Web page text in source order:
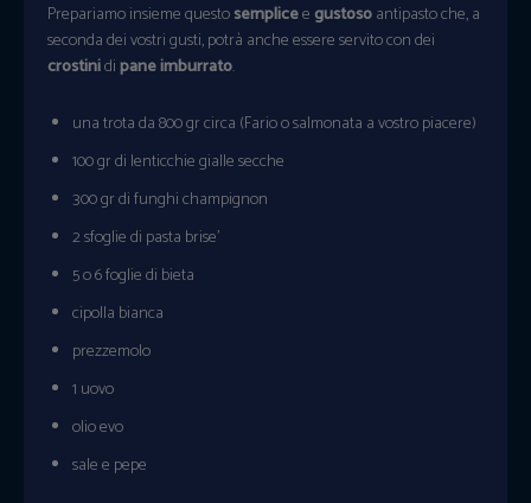
Prepariamo insieme questosempliceegustosoantipasto che, a
seconda dei vostri gusti, potrà anche essere servito con dei
crostinidipane imburrato.
una trota da 800 gr circa (Fario o salmonata a vostro piacere)
100 gr di lenticchie gialle secche
300 gr di funghi champignon
2 sfoglie di pasta brise’
5 o 6 foglie di bieta
cipolla bianca
prezzemolo
1 uovo
olio evo
sale e pepe